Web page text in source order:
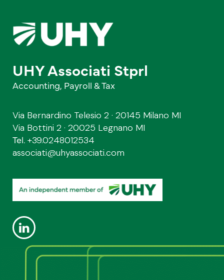
UHY Associati Stprl
Accounting, Payroll & Tax
Via Bernardino Telesio 2 · 20145 Milano MI
Via Bottini 2 · 20025 Legnano MI
Tel. +39.0248012534
associati@uhyassociati.com